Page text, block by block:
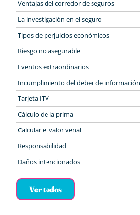
Ventajas del corredor de seguros
La investigación en el seguro
Tipos de perjuicios económicos
Riesgo no asegurable
Eventos extraordinarios
Incumplimiento del deber de información
Tarjeta ITV
Cálculo de la prima
Calcular el valor venal
Responsabilidad
Daños intencionados
Ver todos